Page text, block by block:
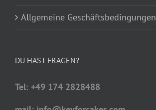
Allgemeine Geschäftsbedingungen
DU HAST FRAGEN?
Tel: +49 174 2828488